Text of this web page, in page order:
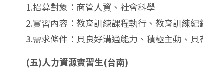
1.招募對象：商管人資、社會科學
2.實習內容：教育訓練課程執行、教育訓練
3.需求條件：具良好溝通能力、積極主動、
(五)人力資源實習生(台南)